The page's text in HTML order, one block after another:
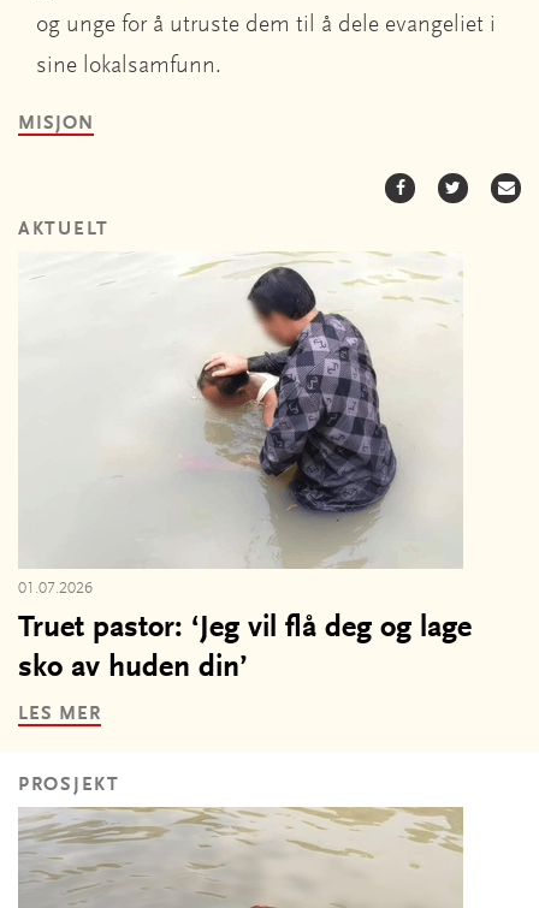
og unge for å utruste dem til å dele evangeliet i
sine lokalsamfunn.
MISJON
AKTUELT
01.07.2026
Truet pastor: ‘Jeg vil flå deg og lage
sko av huden din’
LES MER
PROSJEKT